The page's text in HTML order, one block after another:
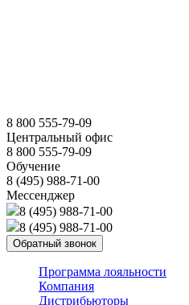
8 800 555-79-09
Центральный офис
8 800 555-79-09
Обучение
8 (495) 988-71-00
Мессенджер
8 (495) 988-71-00
8 (495) 988-71-00
Обратный звонок
Программа лояльности
Компания
Дистрибьюторы